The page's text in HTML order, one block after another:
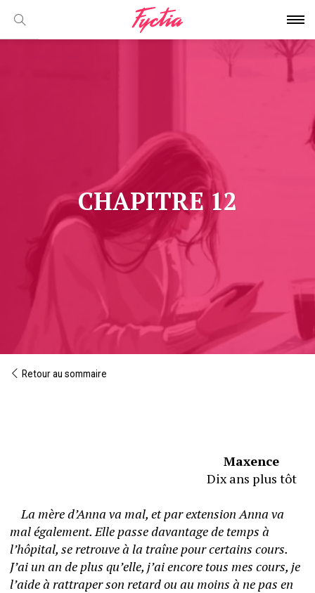
CHAPITRE 12
Retour au sommaire
Maxence
																	  Dix ans plus tôt
La mère d’Anna va mal, et par extension Anna va
mal également. Elle passe davantage de temps à
l’hôpital, se retrouve à la traîne pour certains cours.
J’ai un an de plus qu’elle, j’ai encore tous mes cours, je
l’aide à rattraper son retard ou au moins à ne pas en